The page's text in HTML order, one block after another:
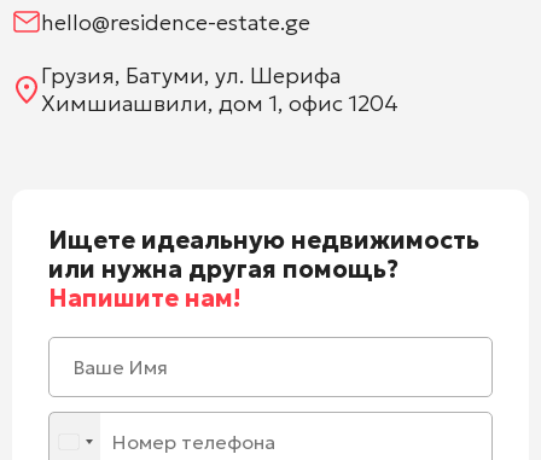
hello@residence-estate.ge
Грузия, Батуми, ул. Шерифа
Химшиашвили, дом 1, офис 1204
Ищете идеальную недвижимость
или нужна другая помощь?
Напишите нам!